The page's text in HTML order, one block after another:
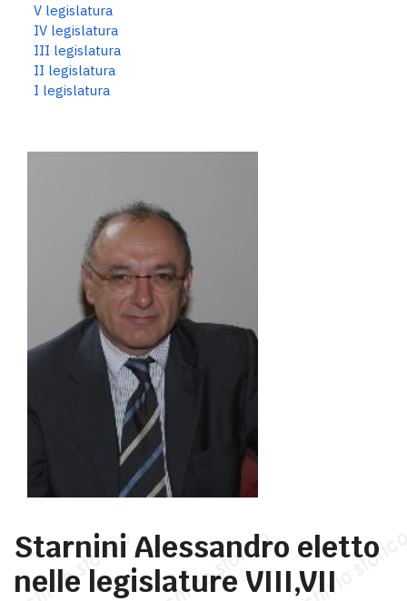
V legislatura
IV legislatura
III legislatura
II legislatura
I legislatura
Starnini Alessandro eletto
nelle legislature VIII,VII